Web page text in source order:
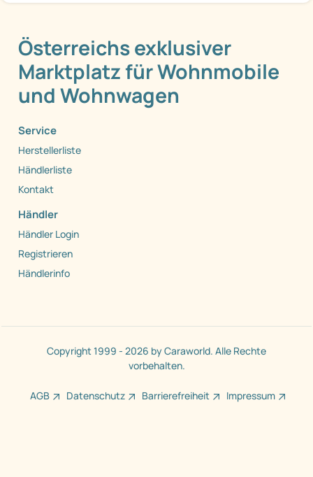
Österreichs exklusiver
Marktplatz für Wohnmobile
und Wohnwagen
Service
Herstellerliste
Händlerliste
Kontakt
Händler
Händler Login
Registrieren
Händlerinfo
Copyright 1999 - 2026 by Caraworld. Alle Rechte
vorbehalten.
AGB Datenschutz Barrierefreiheit Impressum